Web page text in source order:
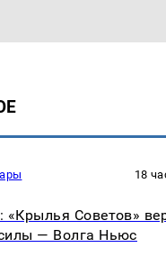
18
«Крылья Советов»
— Волга Ньюс